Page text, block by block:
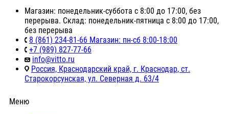
Магазин: понедельник-суббота с 8:00 до 17:00, без
перерыва. Склад: понедельник-пятница с 8:00 до 17:00,
без перерыва
8 (861) 234-81-66 Магазин: пн-сб 8:00-18:00
+7 (989) 827-77-66
info@vitto.ru
Россия, Краснодарский край, г. Краснодар, ст.
Старокорсунская, ул. Северная д. 63/4
Меню